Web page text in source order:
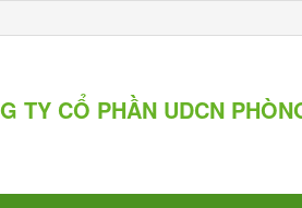
TY CỔ PHẦN UDCN